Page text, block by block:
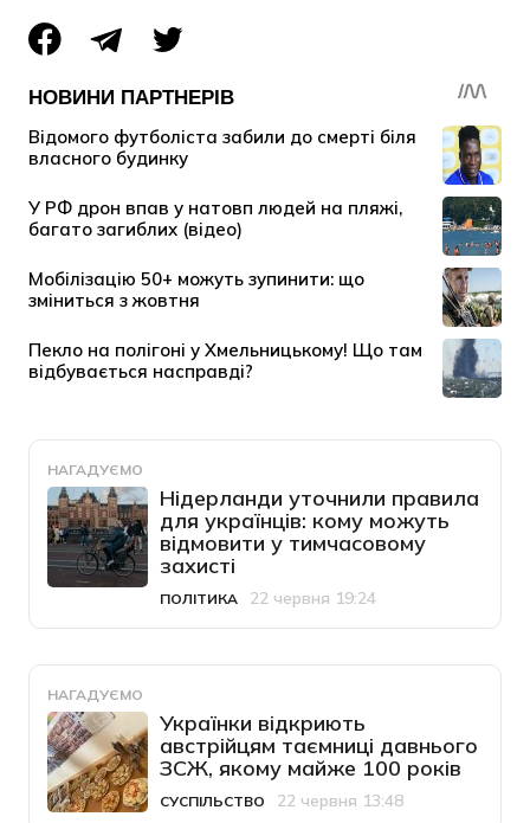
НАГАДУЄМО
Нідерланди уточнили правила
для українців: кому можуть
відмовити у тимчасовому
захисті
Категорія
ПОЛІТИКА
Дата публікації
22 червня 19:24
НАГАДУЄМО
Українки відкриють
австрійцям таємниці давнього
ЗСЖ, якому майже 100 років
Категорія
СУСПІЛЬСТВО
Дата публікації22 червня 13:48